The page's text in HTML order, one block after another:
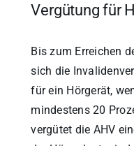
Vergütung für
Bis zum Erreichen
sich die
für ein Hörgerät,
mindestens 20
vergütet die AHV